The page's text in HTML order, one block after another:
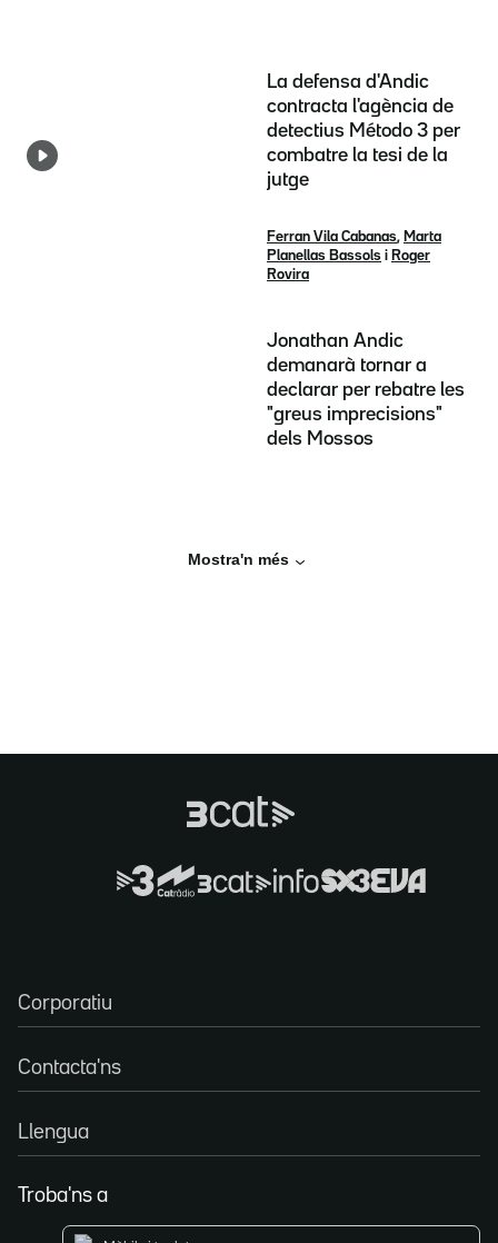
La defensa d'Andic
contracta l'agència de
detectius Método 3 per
combatre la tesi de la
jutge
Ferran Vila Cabanas, Marta
Planellas Bassols i Roger
Rovira
Jonathan Andic
demanarà tornar a
declarar per rebatre les
"greus imprecisions"
dels Mossos
Mostra'n més
Corporatiu
Contacta'ns
Llengua
Troba'ns a